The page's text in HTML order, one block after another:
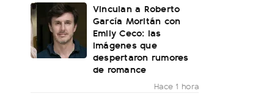
Vinculan a Roberto
García Moritán con
Emily Ceco: las
imágenes que
despertaron rumores
de romance
Hace 1 hora